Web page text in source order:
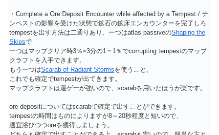
・Complete a Ore Deposit Encounter while affected by a Tempest / テ
ンペストの影響を受けた状態で鉱石の鉱床エンカウンターを完了しろ
tempestを出す方法は二通りあり、一つはatlas passiveのShaping the
Skiesで
一つはマップクリア時3％×3分の1＝1％でcorrupting tempestのマップ
クラフトを入手できます。
もう一つはScarab of Radiant Stormsを使うこと。
これでも確定でtempestが出てきます。
マップクラフトは運ゲーが強いので、scarabを用いたほうが楽です。
ore depositについてはscarabで確定で出すことができます。
tempestの時間はものによりますが8～20秒程度と短いので、
適宜浴びつつoreを獲得しましょう。